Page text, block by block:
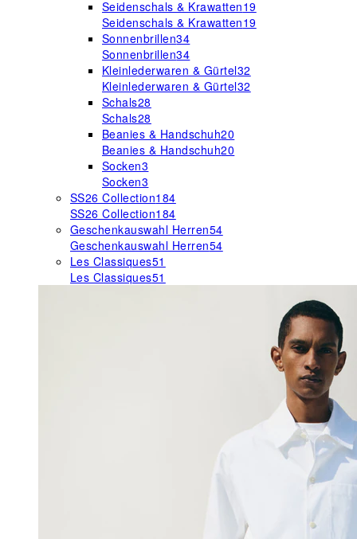
Seidenschals & Krawatten19
Seidenschals & Krawatten19
Sonnenbrillen34
Sonnenbrillen34
Kleinlederwaren & Gürtel32
Kleinlederwaren & Gürtel32
Schals28
Schals28
Beanies & Handschuh20
Beanies & Handschuh20
Socken3
Socken3
SS26 Collection184
SS26 Collection184
Geschenkauswahl Herren54
Geschenkauswahl Herren54
Les Classiques51
Les Classiques51